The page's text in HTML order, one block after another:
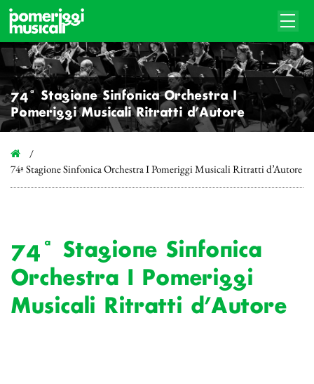
74ª Stagione Sinfonica Orchestra I
Pomeriggi Musicali Ritratti d’Autore
74ª Stagione Sinfonica Orchestra I Pomeriggi Musicali Ritratti d’Autore
74ª Stagione Sinfonica
Orchestra I Pomeriggi
Musicali Ritratti d’Autore